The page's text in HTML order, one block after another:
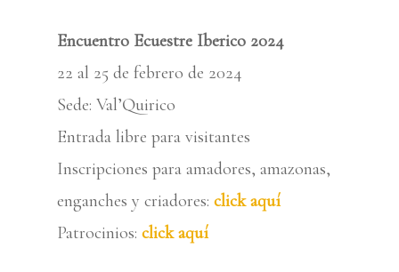
Encuentro Ecuestre Iberico 2024
22 al 25 de febrero de 2024
Sede: Val’Quirico
Entrada libre para visitantes
Inscripciones para amadores, amazonas,
enganches y criadores: click aquí
Patrocinios: click aquí